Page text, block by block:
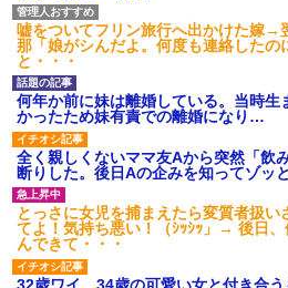
百年の恋12-899 食べた量を
張り合ってくる
【悲報】佐藤輝明・・・２軍
でも盛大にやらかす←あまり悲
しませないでくれ
嘘をついてフリン旅行へ出かけた嫁→
那「娘がシんだよ。何度も連絡した
と・・・
何年か前に妹は離婚している。当時生
かったため妹有責での離婚になり…
全く親しくないママ友Aから突然「飲
断りした。後日Aの企みを知ってゾッ
とっさに女児を捕まえたら変質者扱い
てよ！気持ち悪い！（ｼｯｼｯ」→ 後日
んできて・・・
32歳ワイ、34歳の可愛い女と付き合